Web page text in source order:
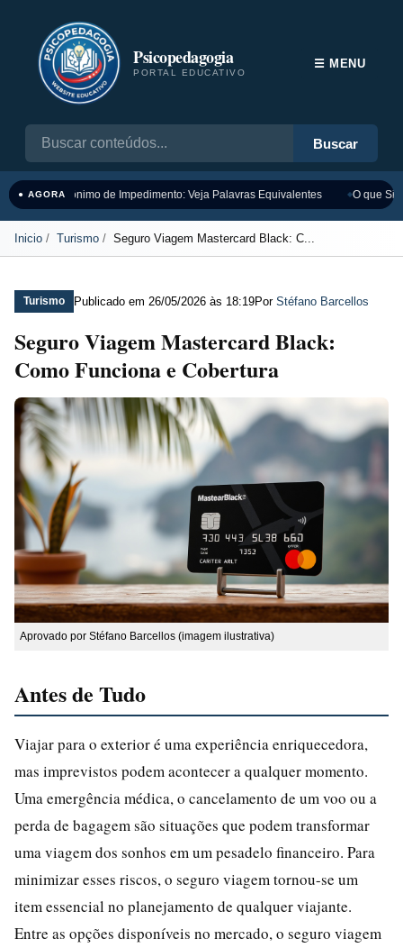
Psicopedagogia
PORTAL EDUCATIVO
Buscar
☰ MENU
● AGORASinônimo de Impedimento: Veja Palavras Equivalentes O que
Inicio Turismo Seguro Viagem Mastercard Black: C...
Turismo Publicado em 26/05/2026 às 18:19Por Stéfano Barcellos
Seguro Viagem Mastercard Black:
Como Funciona e Cobertura
Aprovado por Stéfano Barcellos (imagem ilustrativa)
Antes de Tudo
Viajar para o exterior é uma experiência enriquecedora,
mas imprevistos podem acontecer a qualquer momento.
Uma emergência médica, o cancelamento de um voo ou a
perda de bagagem são situações que podem transformar
uma viagem dos sonhos em um pesadelo financeiro. Para
minimizar esses riscos, o seguro viagem tornou-se um
item essencial no planejamento de qualquer viajante.
Entre as opções disponíveis no mercado, o seguro viagem